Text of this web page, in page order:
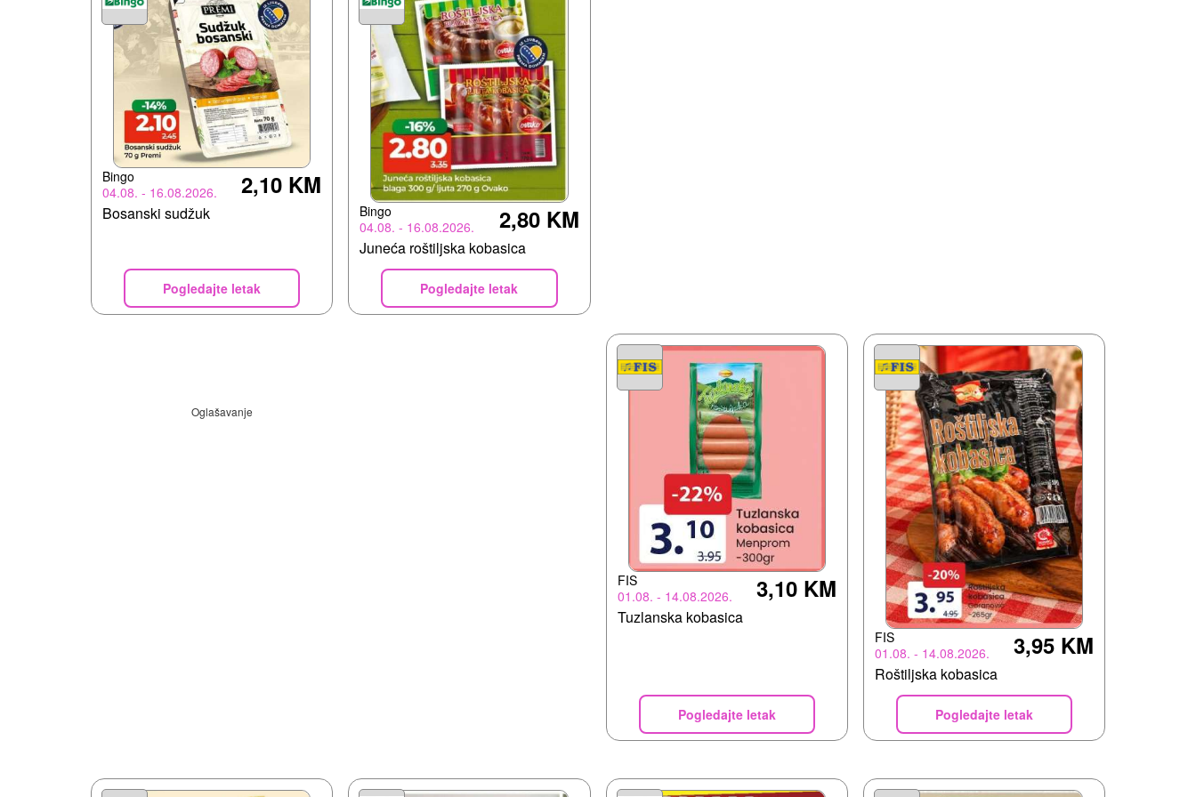
Bingo
04.08. - 16.08.2026.
2,10 KM
Bosanski sudžuk
Pogledajte letak
Bingo
04.08. - 16.08.2026.
2,80 KM
Juneća roštiljska kobasica
Pogledajte letak
Oglašavanje
FIS
01.08. - 14.08.2026.
3,10 KM
Tuzlanska kobasica
Pogledajte letak
FIS
01.08. - 14.08.2026.
3,95 KM
Roštiljska kobasica
Pogledajte letak